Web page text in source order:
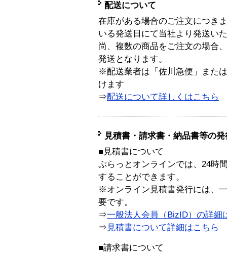
配送について
在庫がある場合のご注文につき
いる発送日にて当社より発送い
尚、複数の商品をご注文の場合
発送となります。
※配送業者は「佐川急便」また
けます
⇒配送について詳しくはこちら
見積書・請求書・納品書等の
■見積書について
ぷらっとオンラインでは、24時
することができます。
※オンライン見積書発行には、
要です。
⇒一般法人会員（BizID）の詳細
⇒ 見積書について詳細はこちら
■請求書について